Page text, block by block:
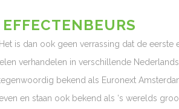
is dan ook geen verrassing dat de eerste
verhandelen in verschillende
bekend als Euronext
en staan ook bekend als ‘s werelds